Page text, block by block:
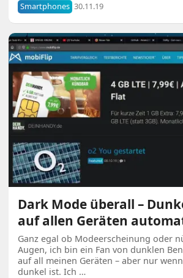
Smartphones 30.11.19
Dark Mode überall –
auf allen Geräten
Ganz egal ob Modeerscheinung oder
Augen, ich bin ein Fan von dunklen
auf all meinen Geräten – aber nur
dunkel ist. Ich …